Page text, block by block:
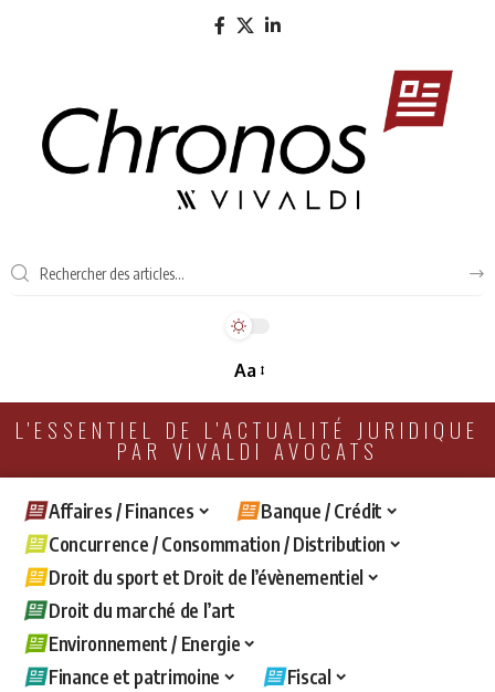
Aa
L'ESSENTIEL DE L'ACTUALITÉ JURIDIQUE
PAR VIVALDI AVOCATS
Affaires / Finances
Banque / Crédit
Concurrence / Consommation / Distribution
Droit du sport et Droit de l’évènementiel
Droit du marché de l’art
Environnement / Energie
Finance et patrimoine
Fiscal